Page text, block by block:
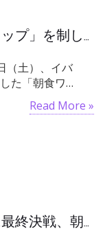
ペルー：「朝食のワールドカップ」を制し、マリア・コペロは美人コンテストを模し祝う
（土）、イバ
た「朝食ワ…
Read More »
ベネズエラとペルー：ついに最終決戦、朝食ワールドカップを制するのはどちらか